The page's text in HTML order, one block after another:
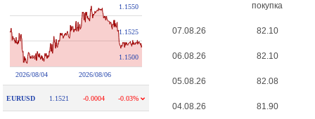
покупка
07.08.26 82.10
06.08.26 82.10
05.08.26 82.08
04.08.26 81.90